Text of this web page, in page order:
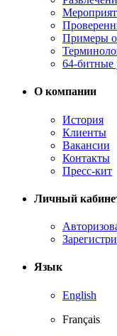
Примеры
64-битные
О компании
История
Клиенты
Вакансии
Контакты
Пресс-кит
Личный
Язык
English
Français